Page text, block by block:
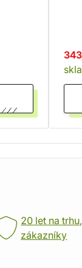
20 let na
zákazníky